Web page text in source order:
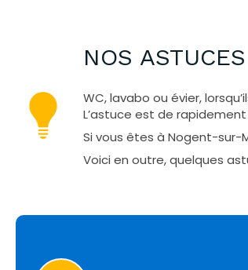
NOS ASTUCES
WC, lavabo ou évier,
L’astuce est de
Si vous êtes à Nogent-sur-
Voici en outre, quelques